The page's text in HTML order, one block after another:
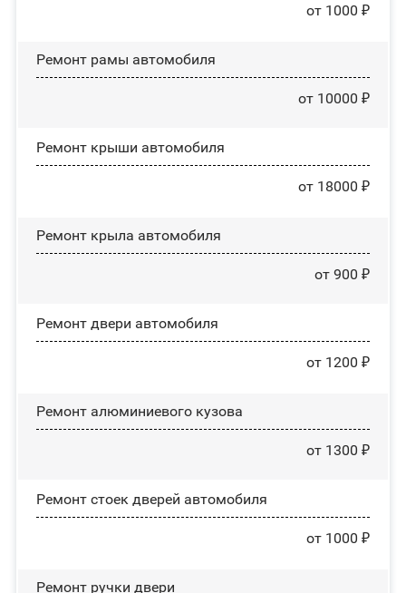
от 1000 ₽
Ремонт рамы автомобиля
от 10000 ₽
Ремонт крыши автомобиля
от 18000 ₽
Ремонт крыла автомобиля
от 900 ₽
Ремонт двери автомобиля
от 1200 ₽
Ремонт алюминиевого кузова
от 1300 ₽
Ремонт стоек дверей автомобиля
от 1000 ₽
Ремонт ручки двери